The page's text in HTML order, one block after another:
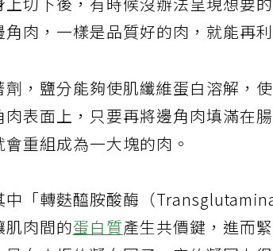
切下後，有時候沒辦法呈現想要
肉，一樣是品質好的肉，就能再
，鹽分能夠使肌纖維蛋白溶解，
肉表面上，只要再將邊角肉填滿在
重組成為一大塊的肉。
中「轉麩醯胺酸酶（
肌肉間的蛋白質產生共價鍵，進而